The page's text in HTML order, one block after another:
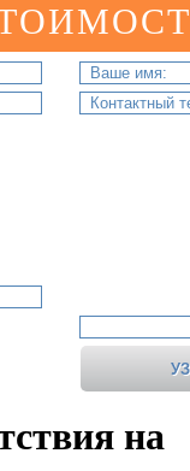
на